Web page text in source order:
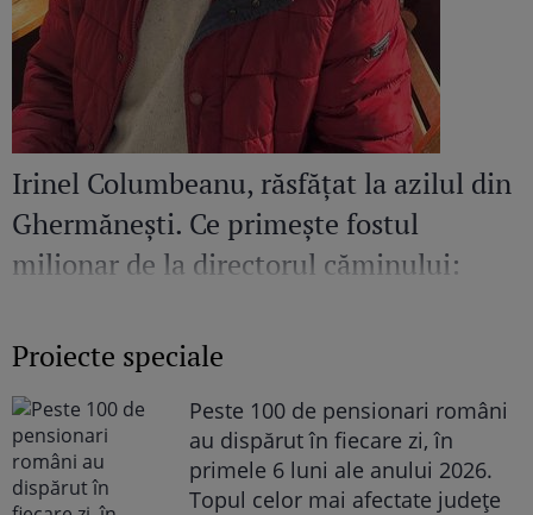
Irinel Columbeanu, răsfățat la azilul din
Ghermănești. Ce primește fostul
milionar de la directorul căminului:
Proiecte speciale
Peste 100 de pensionari români
au dispărut în fiecare zi, în
primele 6 luni ale anului 2026.
Topul celor mai afectate județe